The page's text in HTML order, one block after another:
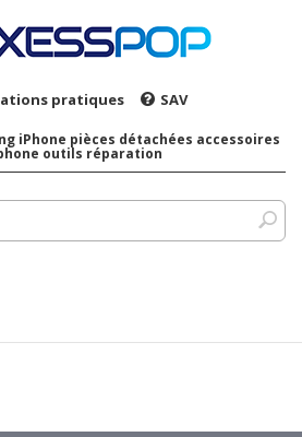
pratiques SAV
iPhone pièces détachées accessoires
outils réparation